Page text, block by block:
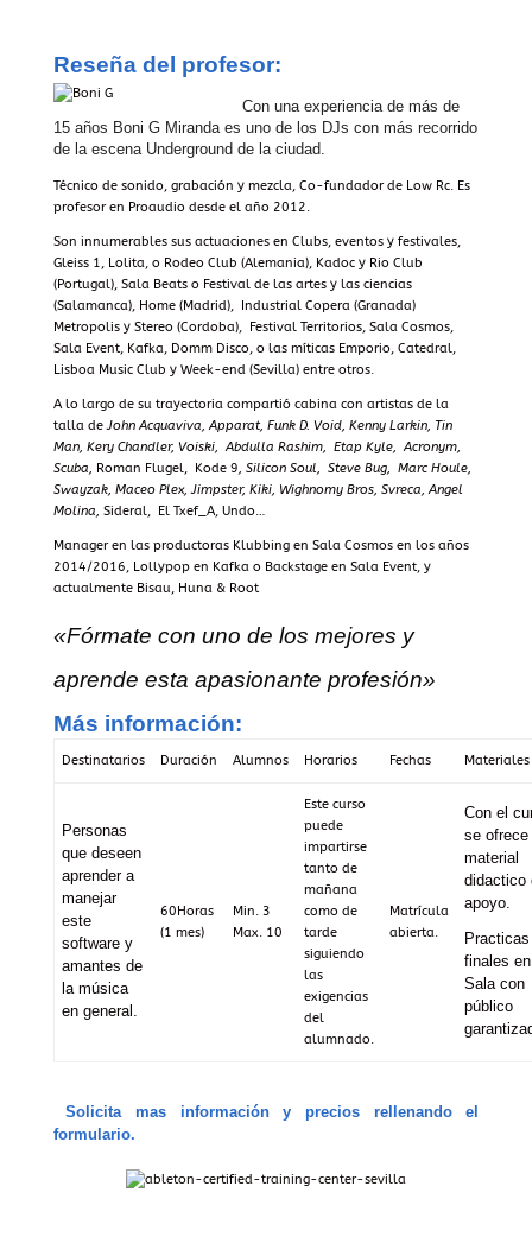
Reseña del profesor:
Con una experiencia de más de
15 años Boni G Miranda es uno de los DJs con más recorrido
de la escena Underground de la ciudad.
Técnico de sonido, grabación y mezcla, Co-fundador de Low Rc. Es
profesor en Proaudio desde el año 2012.
Son innumerables sus actuaciones en Clubs, eventos y festivales,
Gleiss 1, Lolita, o Rodeo Club (Alemania), Kadoc y Rio Club
(Portugal), Sala Beats o Festival de las artes y las ciencias
(Salamanca), Home (Madrid), Industrial Copera (Granada)
Metropolis y Stereo (Cordoba), Festival Territorios, Sala Cosmos,
Sala Event, Kafka, Domm Disco, o las míticas Emporio, Catedral,
Lisboa Music Club y Week-end (Sevilla) entre otros.
A lo largo de su trayectoria compartió cabina con artistas de la
talla deJohn Acquaviva, Apparat, Funk D. Void, Kenny Larkin, Tin
Man, Kery Chandler, Voiski, Abdulla Rashim, Etap Kyle, Acronym,
Scuba, Roman Flugel, Kode 9, Silicon Soul, Steve Bug, Marc Houle,
Swayzak, Maceo Plex, Jimpster, Kiki, Wighnomy Bros, Svreca, Angel
Molina, Sideral, El Txef_A, Undo…
Manager en las productoras Klubbing en Sala Cosmos en los años
2014/2016, Lollypop en Kafka o Backstage en Sala Event, y
actualmente Bisau, Huna & Root
«Fórmate con uno de los mejores y
aprende esta apasionante profesión»
Más información:
Destinatarios Duración Alumnos Horarios Fechas Materiales
Personas
que deseen
aprender a
manejar
este
software y
amantes de
la música
en general.
60Horas
(1 mes)
Min. 3
Max. 10
Este curso
puede
impartirse
tanto de
mañana
como de
tarde
siguiendo
las
exigencias
del
alumnado.
Matrícula
abierta.
Con el
se ofrece
material
didactico
apoyo.
Practicas
finales en
Sala con
público
Solicita mas información y precios rellenando el
formulario.